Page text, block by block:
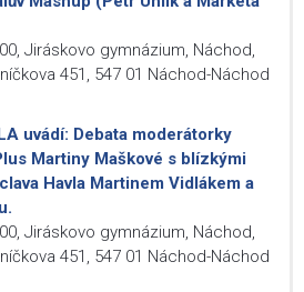
, Jiráskovo gymnázium, Náchod,
451, 547 01 Náchod-Náchod
uvádí: Debata moderátorky
Martiny Maškové s blízkými
Havla Martinem Vidlákem a
, Jiráskovo gymnázium, Náchod,
451, 547 01 Náchod-Náchod